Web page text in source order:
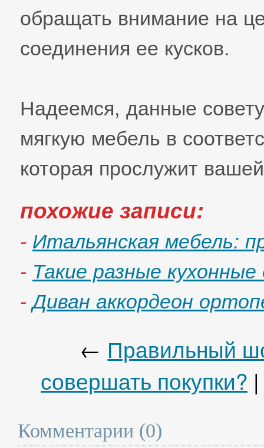
обращать внимание на
соединения ее кусков.
Надеемся, данные
мягкую мебель в
которая прослужит
похожие записи:
- Итальянская мебель:
- Такие разные
-Диван аккордеон
← Правильный
совершать покупки?
Комментарии (0)